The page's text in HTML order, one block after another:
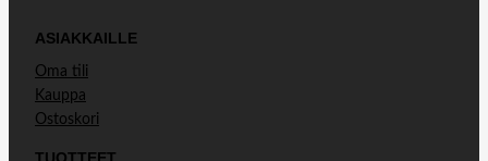
ASIAKKAILLE
Oma tili
Kauppa
Ostoskori
TUOTTEET